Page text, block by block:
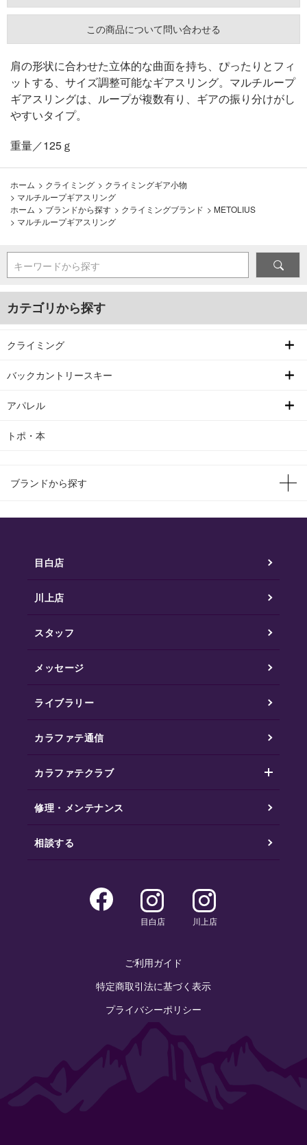
この商品について問い合わせる
肩の形状に合わせた立体的な曲面を持ち、ぴったりとフィ
ットする、サイズ調整可能なギアスリング。マルチループ
ギアスリングは、ループが複数有り、ギアの振り分けがし
やすいタイプ。
重量／125ｇ
ホーム > クライミング > クライミングギア小物
> マルチループギアスリング
ホーム > ブランドから探す > クライミングブランド > METOLIUS
> マルチループギアスリング
キーワードから探す
カテゴリから探す
クライミング
バックカントリースキー
アパレル
トポ・本
ブランドから探す
目白店
川上店
スタッフ
メッセージ
ライブラリー
カラファテ通信
カラファテクラブ
修理・メンテナンス
相談する
目白店 川上店
ご利用ガイド
特定商取引法に基づく表示
プライバシーポリシー